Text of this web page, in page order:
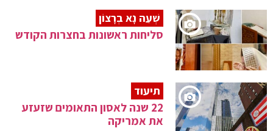
שְׁעֵה נָא בְרָצוֹן
סליחות ראשונות בחצרות הקודש
תיעוד
22 שנה לאסון התאומים שזעזע
את אמריקה